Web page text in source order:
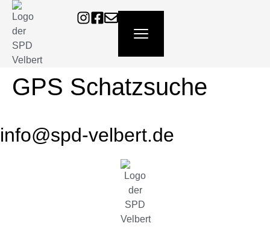
content
GPS Schatzsuche
info@spd-velbert.de